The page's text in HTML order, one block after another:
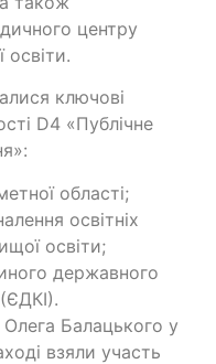
центру
ключові
D4 «Публічне
області;
освітніх
освіти;
державного
Олега Балацького у
взяли участь